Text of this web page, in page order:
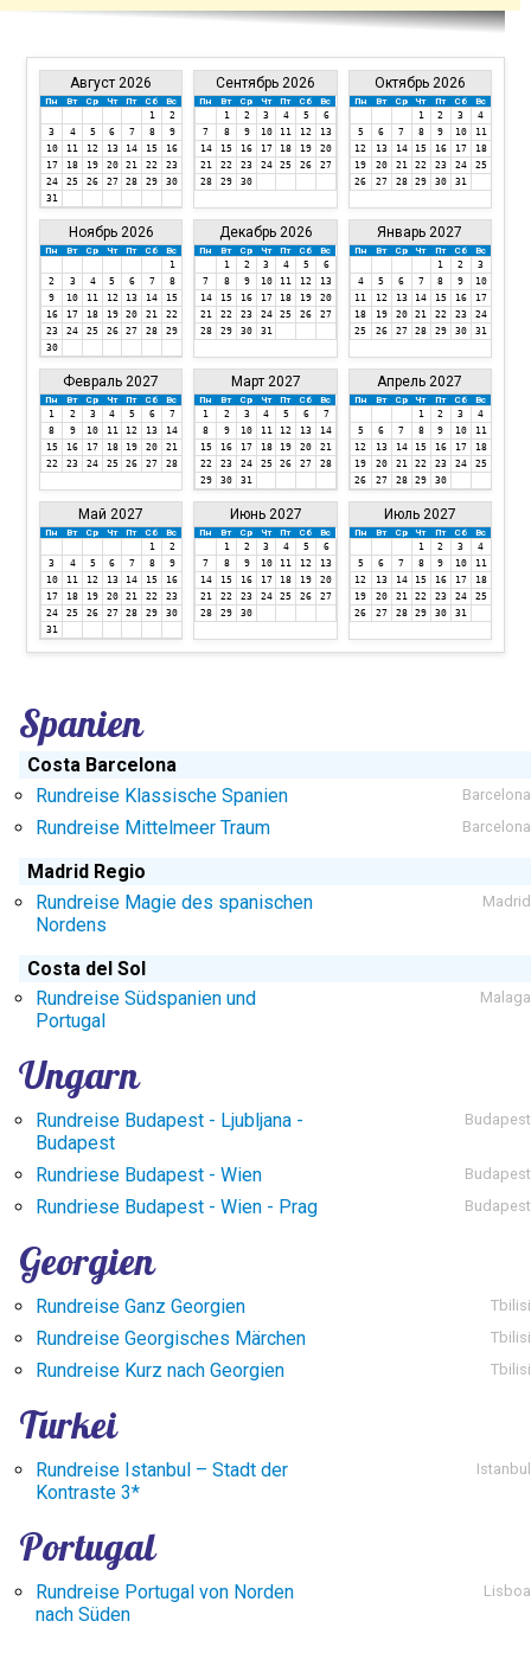
Август 2026
Пн Вт Ср Чт Пт Сб
Вс
1
2
3
4 5 6 7 8
9
10
11 12 13 14 15
16
17
18 19 20 21 22
23
24
25 26 27 28 29
30
31
Сентябрь 2026
Пн Вт Ср Чт Пт Сб
Вс
1
2 3 4 5
6
7
8 9 10 11 12
13
14
15 16 17 18 19
20
21
22 23 24 25 26
27
28
29 30
Октябрь 2026
Пн Вт Ср Чт Пт Сб
Вс
1
2 3
4
5
6 7 8 9 10
11
12
13 14 15 16 17
18
19
20 21 22 23 24
25
26
27 28 29 30 31
Ноябрь 2026
Пн Вт Ср Чт Пт Сб
Вс
1
2
3 4 5 6 7
8
9
10 11 12 13 14
15
16
17 18 19 20 21
22
23
24 25 26 27 28
29
30
Декабрь 2026
Пн Вт Ср Чт Пт Сб
Вс
1
2 3 4 5
6
7
8 9 10 11 12
13
14
15 16 17 18 19
20
21
22 23 24 25 26
27
28
29 30 31
Январь 2027
Пн Вт Ср Чт Пт Сб
Вс
1
2
3
4
5 6 7 8 9
10
11
12 13 14 15 16
17
18
19 20 21 22 23
24
25
26 27 28 29 30 31
Февраль 2027
Пн Вт Ср Чт Пт Сб
Вс
1
2 3 4 5 6
7
8
9 10 11 12 13
14
15
16 17 18 19 20
21
22
23 24 25 26 27 28
Март 2027
Пн Вт Ср Чт Пт Сб
Вс
1
2 3 4 5 6
7
8
9 10 11 12 13
14
15
16 17 18 19 20
21
22
23 24 25 26 27
28
29
30 31
Апрель 2027
Пн Вт Ср Чт Пт Сб
Вс
1
2 3
4
5
6 7 8 9 10
11
12
13 14 15 16 17
18
19
20 21 22 23 24
25
26
27 28 29 30
Май 2027
Пн Вт Ср Чт Пт Сб
Вс
1
2
3
4 5 6 7 8
9
10
11 12 13 14 15
16
17
18 19 20 21 22
23
24
25 26 27 28 29
30
31
Июнь 2027
Пн Вт Ср Чт Пт Сб
Вс
1
2 3 4 5
6
7
8 9 10 11 12
13
14
15 16 17 18 19
20
21
22 23 24 25 26
27
28
29 30
Июль 2027
Пн Вт Ср Чт Пт Сб
Вс
1
2 3
4
5
6 7 8 9 10
11
12
13 14 15 16 17
18
19
20 21 22 23 24
25
26
27 28 29 30 31
Spanien
Costa Barcelona
Rundreise Klassische Spanien
Barcelona
Rundreise Mittelmeer Traum Barcelona
Madrid Regio
Rundreise Magie des spanischen
Nordens
Madrid
Costa del Sol
Rundreise Südspanien und
Portugal
Malaga
Ungarn
Rundreise Budapest - Ljubljana -
Budapest
Budapest
Rundriese Budapest - Wien Budapest
Rundriese Budapest - Wien - Prag Budapest
Georgien
Rundreise Ganz Georgien Tbilisi
Rundreise Georgisches Märchen Tbilisi
Rundreise Kurz nach Georgien Tbilisi
Turkei
Rundreise Istanbul – Stadt der
Kontraste 3*
Istanbul
Portugal
Rundreise Portugal von Norden
nach Süden
Lisboa